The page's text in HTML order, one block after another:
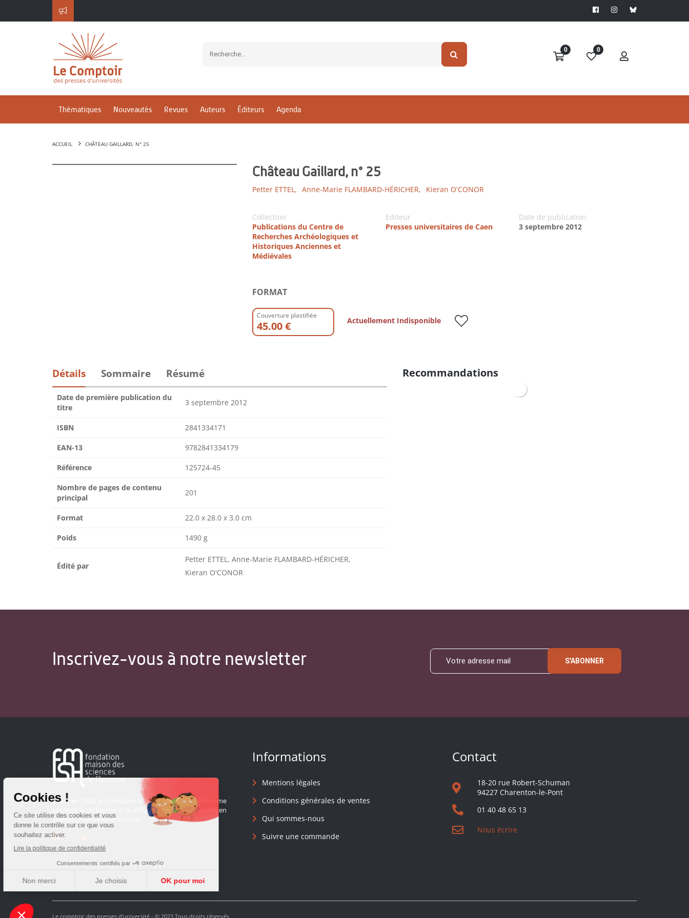
0 0
Thématiques Nouveautés Revues Auteurs Éditeurs Agenda
ACCUEIL CHÂTEAU GAILLARD, N° 25
Château Gaillard, n° 25
Petter ETTEL, Anne-Marie FLAMBARD-HÉRICHER, Kieran O'CONOR
Collection
Publications du Centre de
Recherches Archéologiques et
Historiques Anciennes et
Médiévales
Editeur
Presses universitaires de Caen
Date de publication
3 septembre 2012
FORMAT
Couverture plastifiée
45.00 € Actuellement Indisponible
Détails Sommaire Résumé
Date de première publication du
titre
3 septembre 2012
ISBN 2841334171
EAN-13 9782841334179
Référence 125724-45
Nombre de pages de contenu
principal
201
Format 22.0 x 28.0 x 3.0 cm
Poids 1490 g
Édité par
Petter ETTEL, Anne-Marie FLAMBARD-HÉRICHER,
Kieran O'CONOR
Recommandations
Inscrivez-vous à notre newsletter S'ABONNER
Créée en 1963, la Fondation Maison Sciences de l'Homme
soutient la recherche et la diffusion des connaissances en
sciences humaines et sociales.
Informations
Mentions légales
Conditions générales de ventes
Qui sommes-nous
Suivre une commande
Contact
18-20 rue Robert-Schuman
94227 Charenton-le-Pont
01 40 48 65 13
Nous écrire
Le comptoir des presses d'université - © 2023 Tous droits réservés